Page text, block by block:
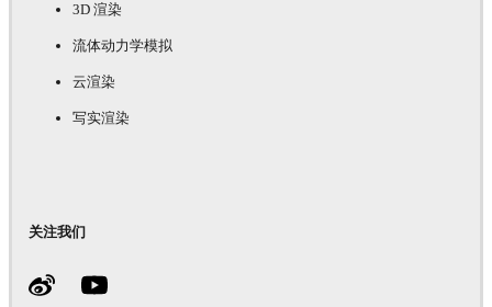
3D 渲染
流体动力学模拟
云渲染
写实渲染
关注我们